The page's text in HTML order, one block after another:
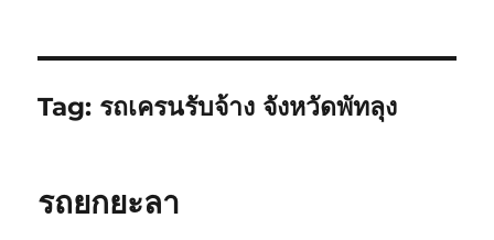
Tag: รถเครนรับจ้าง จังหวัดพัทลุง
รถยกยะลา